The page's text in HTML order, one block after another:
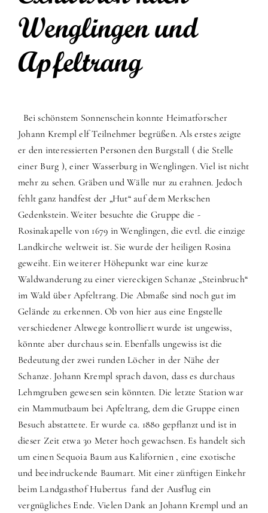
Wenglingen und
Apfeltrang
Bei schönstem Sonnenschein konnte Heimatforscher
Johann Krempl elf Teilnehmer begrüßen. Als erstes zeigte
er den interessierten Personen den Burgstall ( die Stelle
einer Burg ), einer Wasserburg in Wenglingen. Viel ist nicht
mehr zu sehen. Gräben und Wälle nur zu erahnen. Jedoch
fehlt ganz handfest der „Hut“ auf dem Merkschen
Gedenkstein. Weiter besuchte die Gruppe die -
Rosinakapelle von 1679 in Wenglingen, die evtl. die einzige
Landkirche weltweit ist. Sie wurde der heiligen Rosina
geweiht. Ein weiterer Höhepunkt war eine kurze
Waldwanderung zu einer viereckigen Schanze „Steinbruch“
im Wald über Apfeltrang. Die Abmaße sind noch gut im
Gelände zu erkennen. Ob von hier aus eine Engstelle
verschiedener Altwege kontrolliert wurde ist ungewiss,
könnte aber durchaus sein. Ebenfalls ungewiss ist die
Bedeutung der zwei runden Löcher in der Nähe der
Schanze. Johann Krempl sprach davon, dass es durchaus
Lehmgruben gewesen sein könnten. Die letzte Station war
ein Mammutbaum bei Apfeltrang, dem die Gruppe einen
Besuch abstattete. Er wurde ca. 1880 gepflanzt und ist in
dieser Zeit etwa 30 Meter hoch gewachsen. Es handelt sich
um einen Sequoia Baum aus Kalifornien , eine exotische
und beeindruckende Baumart. Mit einer zünftigen Einkehr
beim Landgasthof Hubertus fand der Ausflug ein
vergnügliches Ende. Vielen Dank an Johann Krempl und an